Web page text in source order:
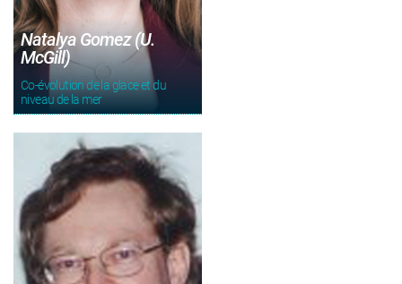
Natalya Gomez (U.
McGill)
Co-évolution de la glace et du
niveau de la mer